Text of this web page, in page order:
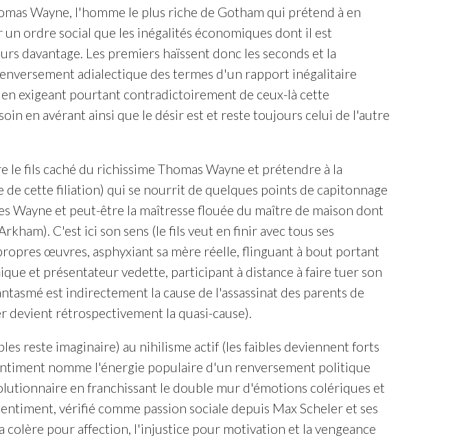
Wayne, l'homme le plus riche de Gotham qui prétend à en
ordre social que les inégalités économiques dont il est
davantage. Les premiers haïssent donc les seconds et la
adialectique des termes d'un rapport inégalitaire
exigeant pourtant contradictoirement de ceux-là cette
en avérant ainsi que le désir est et reste toujours celui de l'autre
le fils caché du richissime Thomas Wayne et prétendre à la
de cette filiation) qui se nourrit de quelques points de capitonnage
Wayne et peut-être la maîtresse flouée du maître de maison dont
C'est ici son sens (le fils veut en finir avec tous ses
œuvres, asphyxiant sa mère réelle, flinguant à bout portant
et présentateur vedette, participant à distance à faire tuer son
est indirectement la cause de l'assassinat des parents de
devient rétrospectivement la quasi-cause).
reste imaginaire) au nihilisme actif (les faibles deviennent forts
nomme l'énergie populaire d'un renversement politique
en franchissant le double mur d'émotions colériques et
vérifié comme passion sociale depuis Max Scheler et ses
colère pour affection, l'injustice pour motivation et la vengeance